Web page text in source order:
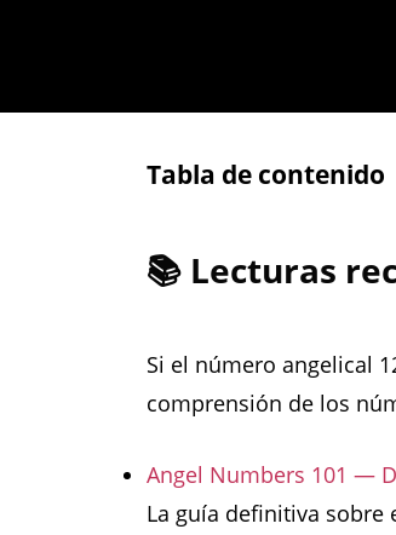
Tabla de contenido
📚 Lecturas
Si el número angelical
comprensión de los
Angel Numbers 101 —
La guía definitiva sobre